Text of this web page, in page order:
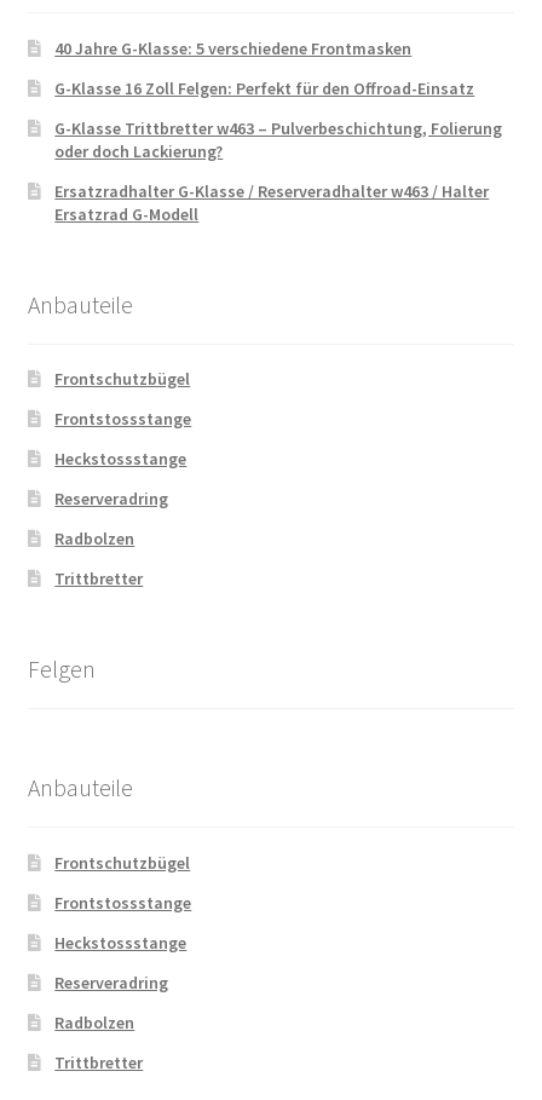
40 Jahre G-Klasse: 5 verschiedene Frontmasken
G-Klasse 16 Zoll Felgen: Perfekt für den Offroad-Einsatz
G-Klasse Trittbretter w463 – Pulverbeschichtung, Folierung
oder doch Lackierung?
Ersatzradhalter G-Klasse / Reserveradhalter w463 / Halter
Ersatzrad G-Modell
Anbauteile
Frontschutzbügel
Frontstossstange
Heckstossstange
Reserveradring
Radbolzen
Trittbretter
Felgen
Anbauteile
Frontschutzbügel
Frontstossstange
Heckstossstange
Reserveradring
Radbolzen
Trittbretter